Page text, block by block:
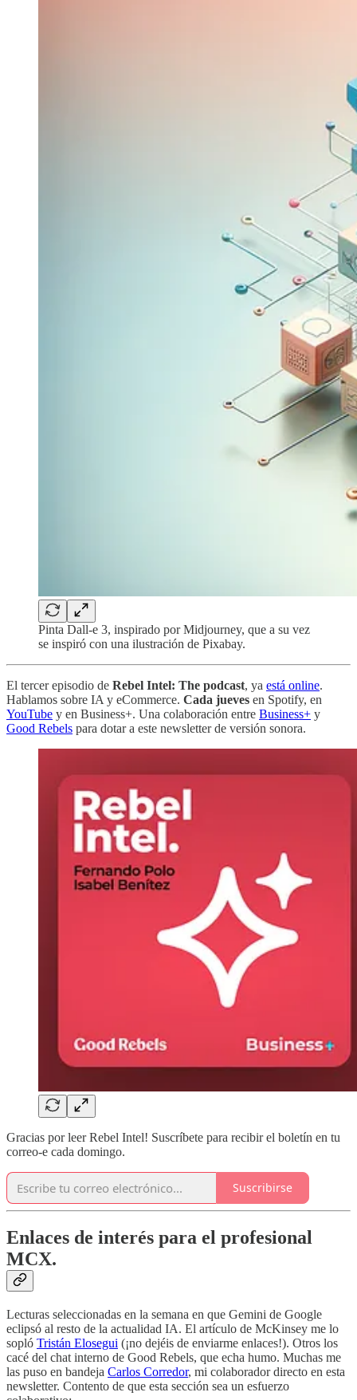
Pinta Dall-e 3, inspirado por Midjourney, que a su vez
se inspiró con una ilustración de Pixabay.
El tercer episodio de Rebel Intel: The podcast, ya está online.
Hablamos sobre IA y eCommerce. Cada jueves en Spotify, en
YouTube y en Business+. Una colaboración entre Business+ y
Good Rebels para dotar a este newsletter de versión sonora.
Gracias por leer Rebel Intel! Suscríbete para recibir el boletín en tu
correo-e cada domingo.
Suscribirse
Enlaces de interés para el profesional
MCX.
Lecturas seleccionadas en la semana en que Gemini de Google
eclipsó al resto de la actualidad IA. El artículo de McKinsey me lo
sopló Tristán Elosegui (¡no dejéis de enviarme enlaces!). Otros los
cacé del chat interno de Good Rebels, que echa humo. Muchas me
las puso en bandeja Carlos Corredor, mi colaborador directo en esta
newsletter. Contento de que esta sección sea un esfuerzo